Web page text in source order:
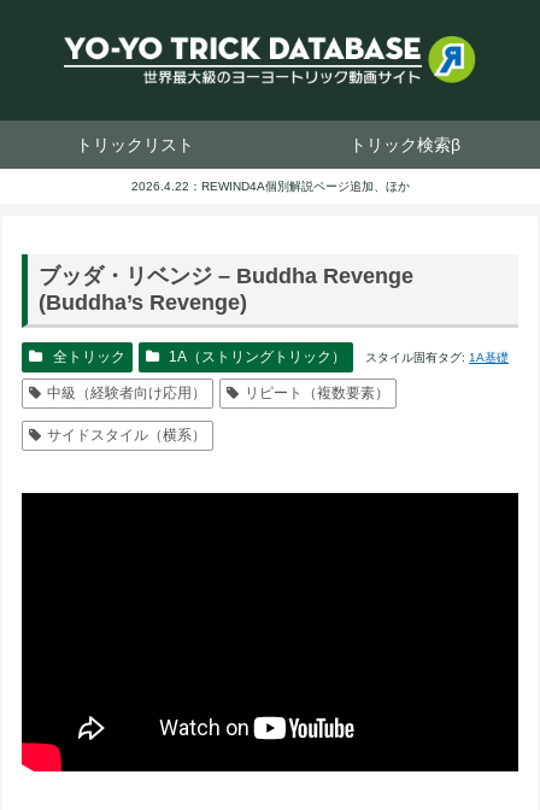
トリックリスト トリック検索β
2026.4.22：REWIND4A個別解説ページ追加、ほか
ブッダ・リベンジ – Buddha Revenge
(Buddha’s Revenge)
全トリック 1A（ストリングトリック） スタイル固有タグ: 1A基礎
中級（経験者向け応用） リピート（複数要素）
サイドスタイル（横系）